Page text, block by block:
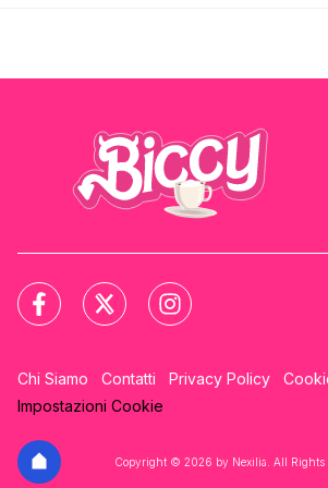
Chi Siamo Contatti Privacy Policy
Impostazioni Cookie
Copyright © 2026 by Nexilia. All Rights